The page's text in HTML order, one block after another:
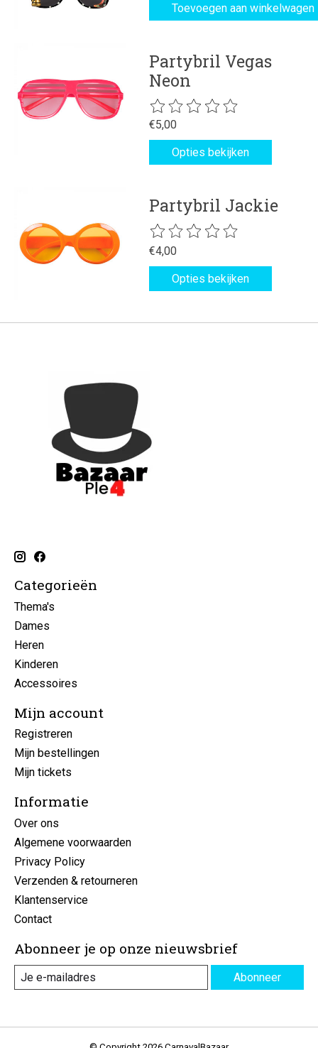
Toevoegen aan winkelwagen
Partybril Vegas
Neon
De beoordeling van dit product is
€5,00
Opties bekijken
Partybril Jackie
De beoordeling van dit product is
€4,00
Opties bekijken
Categorieën
Thema's
Dames
Heren
Kinderen
Accessoires
Mijn account
Registreren
Mijn bestellingen
Mijn tickets
Informatie
Over ons
Algemene voorwaarden
Privacy Policy
Verzenden & retourneren
Klantenservice
Contact
Abonneer je op onze nieuwsbrief
Abonneer